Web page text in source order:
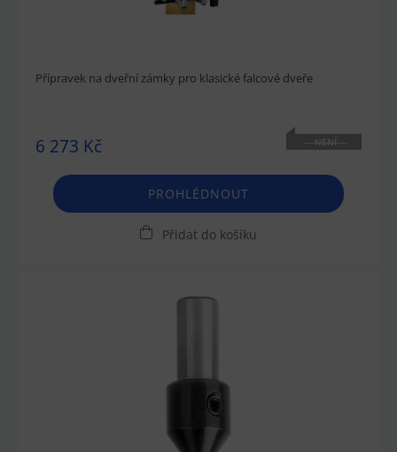
Přípravek na dveřní zámky pro klasické falcové dveře
6 273 Kč
NENÍ
PROHLÉDNOUT
Přidat do košíku